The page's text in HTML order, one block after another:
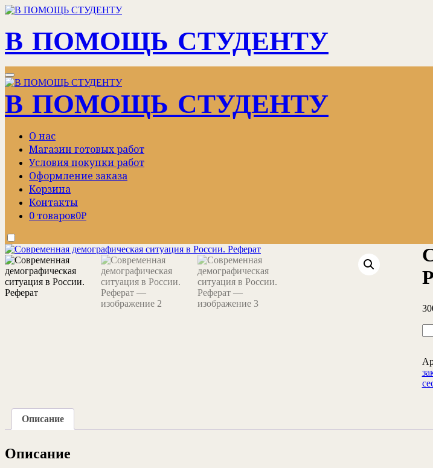
Перейти
содержимому
В ПОМОЩЬ СТУДЕНТУ
В ПОМОЩЬ СТУДЕНТУ
О нас
Магазин готовых работ
Условия покупки работ
Оформление заказа
Корзина
Контакты
0 товаров0₽
в
Описание
Описание